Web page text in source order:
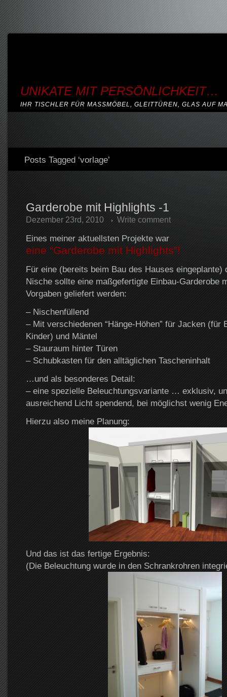
UNIKATE MIT PERSÖNLICHKEIT…
IHR TISCHLER FÜR MASSMÖBEL, GLEITTÜREN, GLAS AUF
Posts Tagged ‘vorlage’
Garderobe mit Highlights -1
Dezember 23rd, 2010 Write comment
Eines meiner aktuellsten Projekte war
eine “Garderobe mit Highlights”!
Für eine (bereits beim Bau des Hauses eingeplante)
Nische sollte eine maßgefertigte Einbau-Garderobe
Vorgaben geliefert werden:
– Nischenfüllend
– Mit verschiedenen “Hänge-Höhen” für Jacken (für
Kinder) und Mäntel
– Stauraum hinter Türen
– Schubkasten für den alltäglichen Tascheninhalt
…und als besonderes Detail:
– eine spezielle Beleuchtungsvariante … exklusiv,
ausreichend Licht spendend, bei möglichst wenig
Hierzu also meine Planung:
Und das ist das fertige Ergebnis:
(Die Beleuchtung wurde in den Schrankrohren